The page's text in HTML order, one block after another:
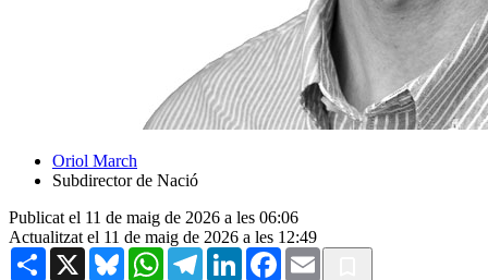
Oriol March
Subdirector de Nació
Publicat el 11 de maig de 2026 a les 06:06
Actualitzat el 11 de maig de 2026 a les 12:49
Share X BlueskyWhatsAppTelegramLinkedInFacebook
Email